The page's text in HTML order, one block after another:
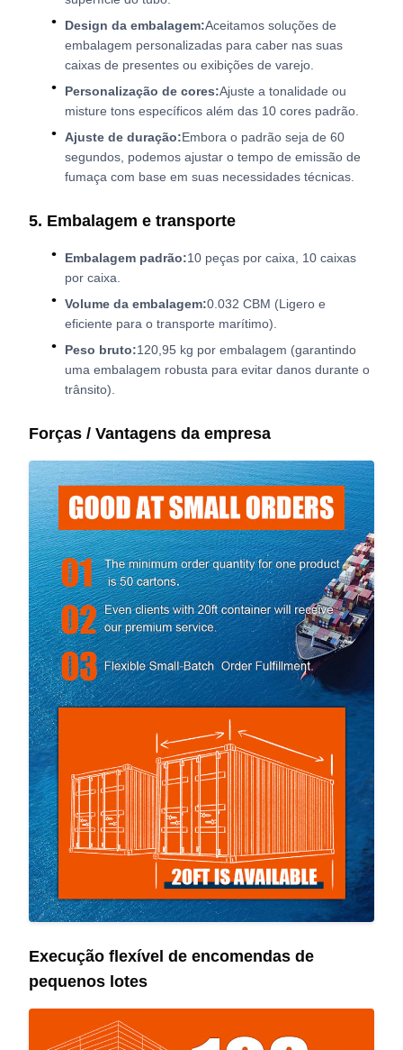
Design da embalagem:Aceitamos soluções de
embalagem personalizadas para caber nas suas
caixas de presentes ou exibições de varejo.
Personalização de cores:Ajuste a tonalidade ou
misture tons específicos além das 10 cores padrão.
Ajuste de duração:Embora o padrão seja de 60
segundos, podemos ajustar o tempo de emissão de
fumaça com base em suas necessidades técnicas.
5. Embalagem e transporte
Embalagem padrão:10 peças por caixa, 10 caixas
por caixa.
Volume da embalagem:0.032 CBM (Ligero e
eficiente para o transporte marítimo).
Peso bruto:120,95 kg por embalagem (garantindo
uma embalagem robusta para evitar danos durante o
trânsito).
Forças / Vantagens da empresa
Execução flexível de encomendas de
pequenos lotes